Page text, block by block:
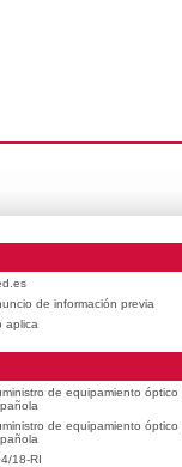
de información previa
aplica
de equipamiento
de equipamiento
18-RI